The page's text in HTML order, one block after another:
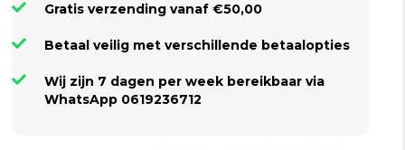
Gratis verzending vanaf €50,00
Betaal veilig met verschillende betaalopties
Wij zijn 7 dagen per week bereikbaar via
WhatsApp 0619236712